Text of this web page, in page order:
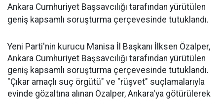
Ankara Cumhuriyet Başsavcılığı tarafından yürütülen
geniş kapsamlı soruşturma çerçevesinde tutuklandı.
Yeni Parti'nin kurucu Manisa İl Başkanı İlksen Özalper,
Ankara Cumhuriyet Başsavcılığı tarafından yürütülen
geniş kapsamlı soruşturma çerçevesinde tutuklandı.
"Çıkar amaçlı suç örgütü" ve "rüşvet" suçlamalarıyla
evinde gözaltına alınan Özalper, Ankara'ya götürülerek